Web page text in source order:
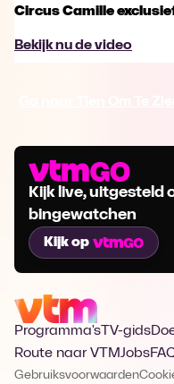
Circus Camille
Bekijk nu de video
Kijk live, uitgesteld
bingewatchen
Kijk op
Programma's TV-gids
Route naar VTMJobs
Gebruiksvoorwaarden